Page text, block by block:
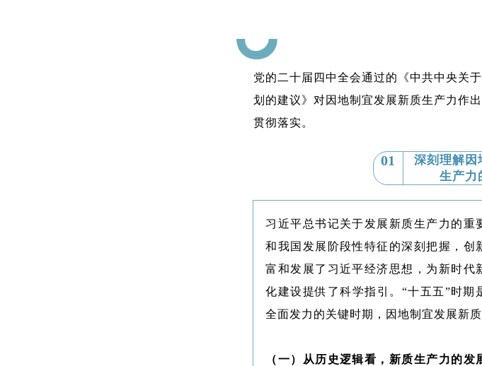
党的二十届四中全会通过的《中共中央关
划的建议》对因地制宜发展新质生产力作
贯彻落实。
01
深刻理解因
生产力
习近平总书记关于发展新质生产力的
和我国发展阶段性特征的深刻把握，
富和发展了习近平经济思想，为新时
化建设提供了科学指引。“十五五”时期
全面发力的关键时期，因地制宜发展新
（一）从历史逻辑看，新质生产力的